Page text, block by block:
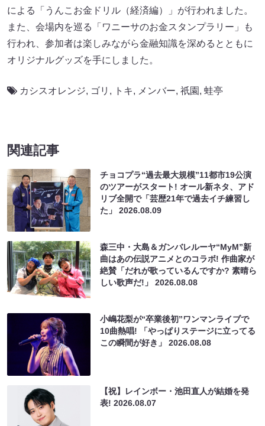
による「うんこお金ドリル（経済編）」が行われました。
また、会場内を巡る「ワニーサのお金スタンプラリー」も
行われ、参加者は楽しみながら金融知識を深めるとともに
オリジナルグッズを手にしました。
カシスオレンジ, ゴリ , トキ, メンバー, 祇園 , 蛙亭
関連記事
チョコプラ“過去最大規模”11都市19公演
のツアーがスタート! オール新ネタ、アド
リブ全開で「芸歴21年で過去イチ練習し
た」2026.08.09
森三中・大島＆ガンバレルーヤ“MyM”新
曲はあの伝説アニメとのコラボ! 作曲家が
絶賛「だれが歌っているんですか? 素晴ら
しい歌声だ!」2026.08.08
小嶋花梨が“卒業後初”ワンマンライブで
10曲熱唱! 「やっぱりステージに立ってる
この瞬間が好き」2026.08.08
【祝】レインボー・池田直人が結婚を発
表!2026.08.07